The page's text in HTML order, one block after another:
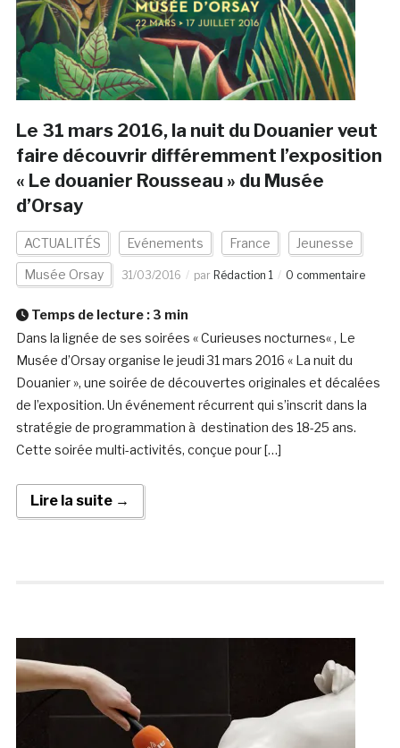
Le 31 mars 2016, la nuit du Douanier veut
faire découvrir différemment l’exposition
« Le douanier Rousseau » du Musée
d’Orsay
ACTUALITÉS Evénements France Jeunesse
Musée Orsay 31/03/2016 par Rédaction 1 0 commentaire
Temps de lecture : 3 min
Dans la lignée de ses soirées « Curieuses nocturnes« , Le
Musée d’Orsay organise le jeudi 31 mars 2016 « La nuit du
Douanier », une soirée de découvertes originales et décalées
de l’exposition. Un événement récurrent qui s’inscrit dans la
stratégie de programmation à destination des 18-25 ans.
Cette soirée multi-activités, conçue pour […]
Lire la suite →